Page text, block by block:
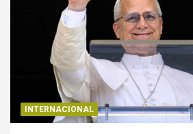
INTERNACIONAL